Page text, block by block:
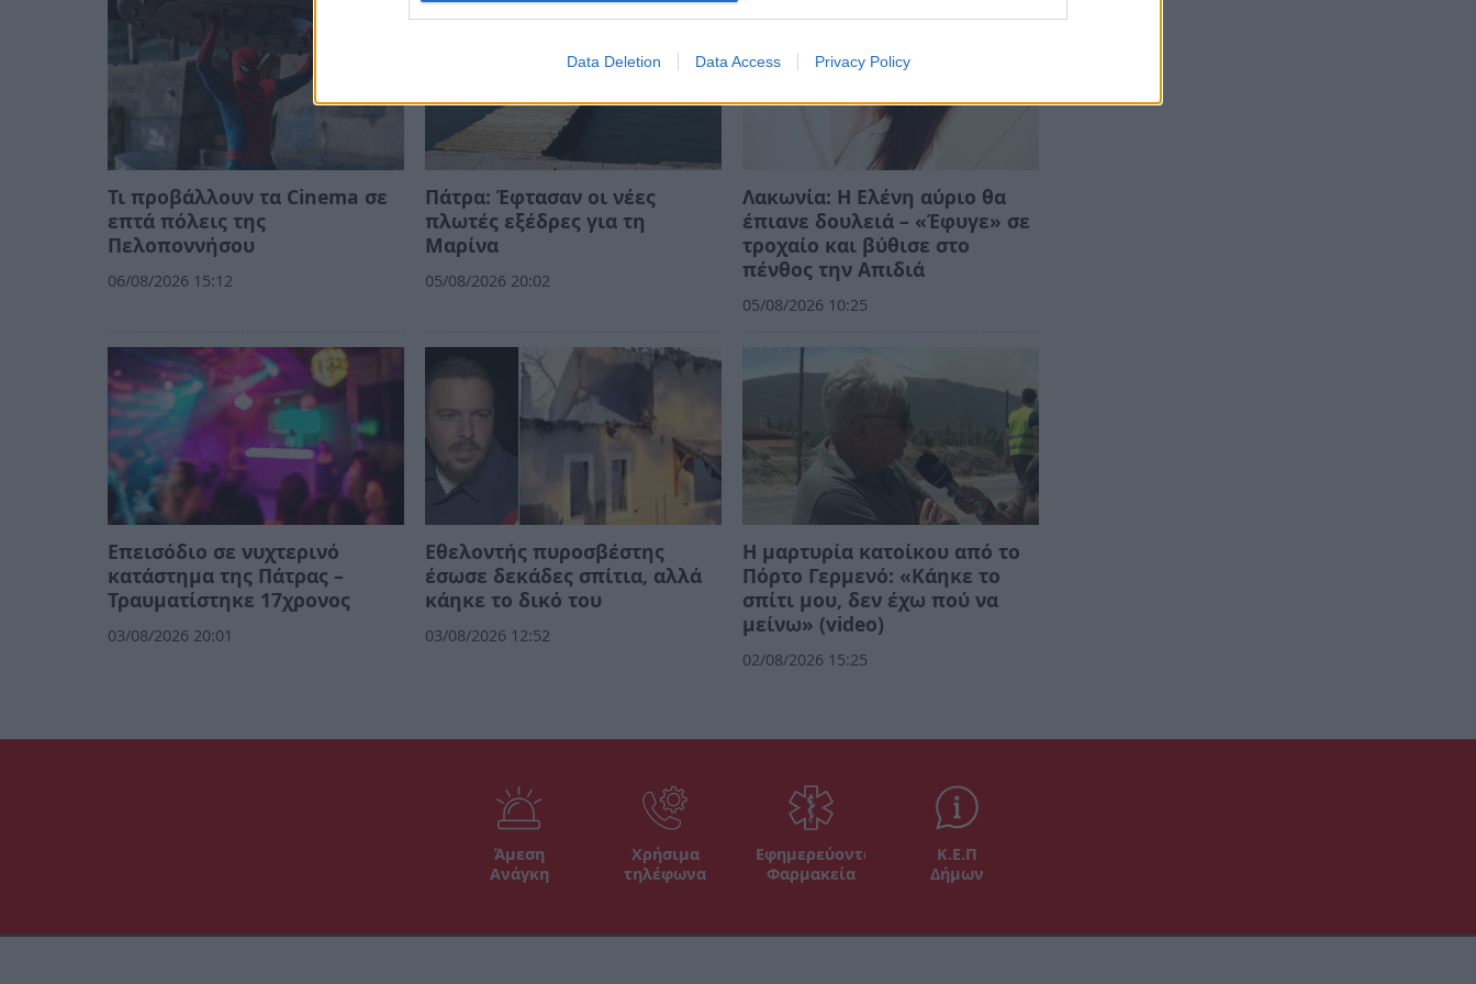
Data Deletion Data Access Privacy Policy
Τι προβάλλουν τα Cinema σε
επτά πόλεις της
Πελοποννήσου
06/08/2026 15:12
Πάτρα: Έφτασαν οι νέες
πλωτές εξέδρες για τη
Μαρίνα
05/08/2026 20:02
Λακωνία: Η Ελένη αύριο θα
έπιανε δουλειά – «Έφυγε» σε
τροχαίο και βύθισε στο
πένθος την Απιδιά
05/08/2026 10:25
Επεισόδιο σε νυχτερινό
κατάστημα της Πάτρας –
Τραυματίστηκε 17χρονος
03/08/2026 20:01
Εθελοντής πυροσβέστης
έσωσε δεκάδες σπίτια, αλλά
κάηκε το δικό του
03/08/2026 12:52
Η μαρτυρία κατοίκου από το
Πόρτο Γερμενό: «Κάηκε το
σπίτι μου, δεν έχω πού να
μείνω» (video)
02/08/2026 15:25
Άμεση
Ανάγκη
Χρήσιμα
τηλέφωνα
Εφημερεύοντα
Φαρμακεία
Κ.Ε.Π
Δήμων